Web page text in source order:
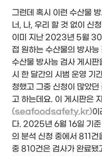
그런데 혹시 이런 수산물
너, 나, 우리 할 것 없이 신
이미 지난 2023년 5월 30
접 원하는 수산물의 방사
수산물 방사능 검사 게시
시 한 달간의 시범 운영 기
청했고 그중 신청이 많았
고 하는데요. 이 게시판은
(seafoodsafety.kr)이
다. 2025년 6월 16일 기
의 분석 신청 중에서 811건
중 810건은 검사가 완료됐